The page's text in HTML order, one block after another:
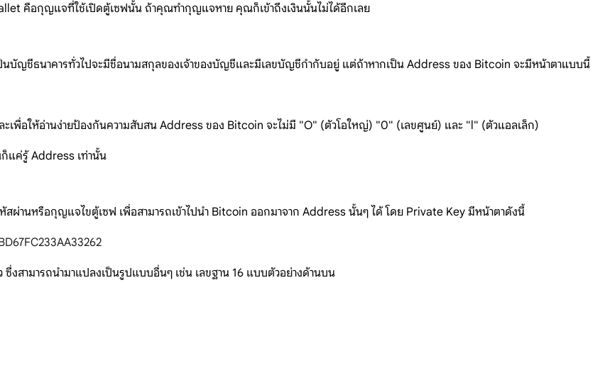
คือกุญแจที่ใช้เปิดตู้เซฟนั้น ถ้าคุณทำกุญแจหาย คุณก็เข้าถึงเงินนั้นไม่ได้อีกเลย
บัญชีธนาคารทั่วไปจะมีชื่อนามสกุลของเจ้าของบัญชีและมีเลขบัญชีกำกับอยู่ แต่ถ้าหากเป็น Address ของ Bitcoin จะมีหน้าตาแบบนี้
เพื่อให้อ่านง่ายป้องกันความสับสน Address ของ Bitcoin จะไม่มี "O" (ตัวโอใหญ่) "0" (เลขศูนย์) และ "l" (ตัวแอลเล็ก)
แค่รู้ Address เท่านั้น
านหรือกุญแจไขตู้เซฟ เพื่อสามารถเข้าไปนำ Bitcoin ออกมาจาก Address นั้นๆ ได้ โดย Private Key มีหน้าตาดังนี้
งสามารถนำมาแปลงเป็นรูปแบบอื่นๆ เช่น เลขฐาน 16 แบบตัวอย่างด้านบน